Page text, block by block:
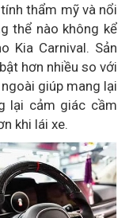
thẩm mỹ và nổi
thể nào không kể
Kia Carnival. Sản
hơn nhiều so với
giúp mang lại
lại cảm giác cầm
khi lái xe.